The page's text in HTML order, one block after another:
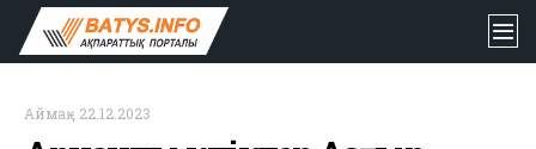
Аймақ- 22.12.2023